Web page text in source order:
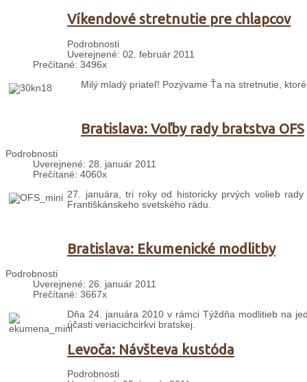
Víkendové stretnutie pre chlapcov
Podrobnosti
Uverejnené: 02. február 2011
Prečítané: 3496x
Milý mladý priateľ! Pozývame Ťa na stretnutie,
Bratislava: Voľby rady bratstva OFS
Podrobnosti
Uverejnené: 28. január 2011
Prečítané: 4060x
27. januára, tri roky od historicky prvých volieb
Františkánskeho svetského rádu.
Bratislava: Ekumenické modlitby
Podrobnosti
Uverejnené: 26. január 2011
Prečítané: 3667x
Dňa 24. januára 2010 v rámci Týždňa modlitieb na
účasti veriacichcirkvi bratskej.
Levoča: Návšteva kustóda
Podrobnosti